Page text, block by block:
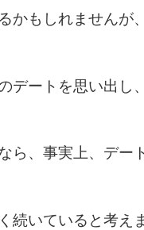
かもしれませんが
デートを思い出し
ら、事実上、デー
続いていると考え